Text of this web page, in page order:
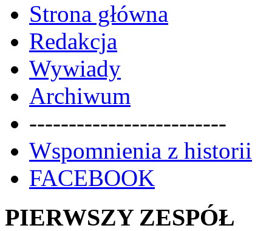
Strona główna
Redakcja
Wywiady
Archiwum
-------------------------
Wspomnienia z historii
FACEBOOK
PIERWSZY ZESPÓŁ